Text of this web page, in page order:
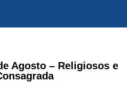
Agosto – Religiosos e